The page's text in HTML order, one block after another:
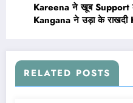
Kareena ने खूब Support
Kangana ने उड़ा के राखदी
RELATED POSTS